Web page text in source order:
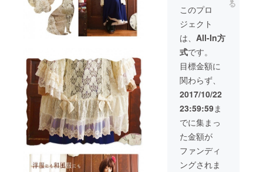
ス
ff1030
＆和風
着物風
アーガ
イル
チェッ
クレー
ス襟
トップ
＆袴風
プリー
ツガウ
チョ
セット
アップ
ff1029
）
る
このプロ
ジェクト
は、 All-In方
式です。
目標金額に
関わらず、
2017/10/22
23:59:59ま
でに集まっ
た金額が
ファンディ
ングされま